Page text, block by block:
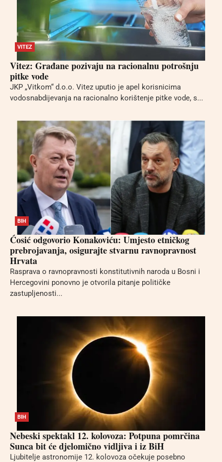
VITEZ
Vitez: Građane pozivaju na racionalnu potrošnju
pitke vode
JKP „Vitkom“ d.o.o. Vitez uputio je apel korisnicima
vodosnabdijevanja na racionalno korištenje pitke vode, s...
BIH
Ćosić odgovorio Konakoviću: Umjesto etničkog
prebrojavanja, osigurajte stvarnu ravnopravnost
Hrvata
Rasprava o ravnopravnosti konstitutivnih naroda u Bosni i
Hercegovini ponovno je otvorila pitanje političke
zastupljenosti...
BIH
Nebeski spektakl 12. kolovoza: Potpuna pomrčina
Sunca bit će djelomično vidljiva i iz BiH
Ljubitelje astronomije 12. kolovoza očekuje posebno